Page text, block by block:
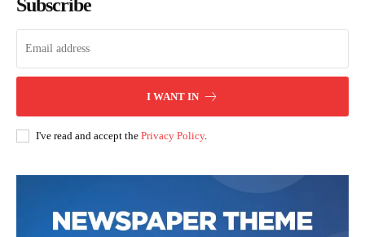
Subscribe
I WANT IN
I've read and accept the Privacy Policy.